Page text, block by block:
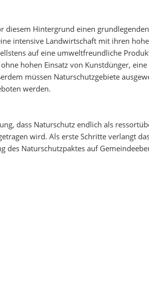
diesem Hintergrund einen
intensive Landwirtschaft mit ihren
auf eine umweltfreundliche
hohen Einsatz von Kunstdünger,
müssen Naturschutzgebiete
werden.
dass Naturschutz endlich als
wird. Als erste Schritte verlangt
des Naturschutzpaktes auf